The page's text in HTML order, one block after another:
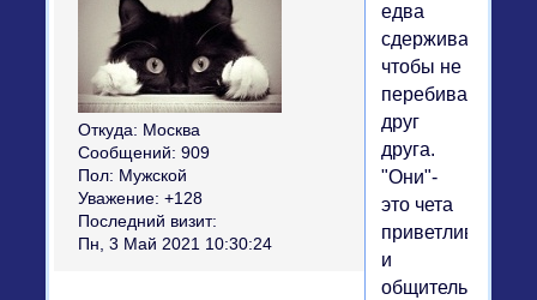
Откуда: Москва
Сообщений: 909
Пол: Мужской
Уважение: +128
Последний визит:
Пн, 3 Май 2021 10:30:24
едва
сдерживаясь,
чтобы не
перебивать
друг
друга.
"Они"-
это чета
приветливых
и
общительных